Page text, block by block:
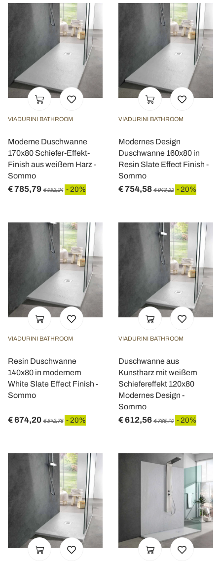
VIADURINI BATHROOM
Moderne Duschwanne
170x80 Schiefer-Effekt-
Finish aus weißem Harz -
Sommo
€ 785,79 € 982,24 - 20%
VIADURINI BATHROOM
Modernes Design
Duschwanne 160x80 in
Resin Slate Effect Finish -
Sommo
€ 754,58 € 943,22 - 20%
VIADURINI BATHROOM
Resin Duschwanne
140x80 in modernem
White Slate Effect Finish -
Sommo
€ 674,20 € 842,75 - 20%
VIADURINI BATHROOM
Duschwanne aus
Kunstharz mit weißem
Schiefereffekt 120x80
Modernes Design -
Sommo
€ 612,56 € 765,70 - 20%